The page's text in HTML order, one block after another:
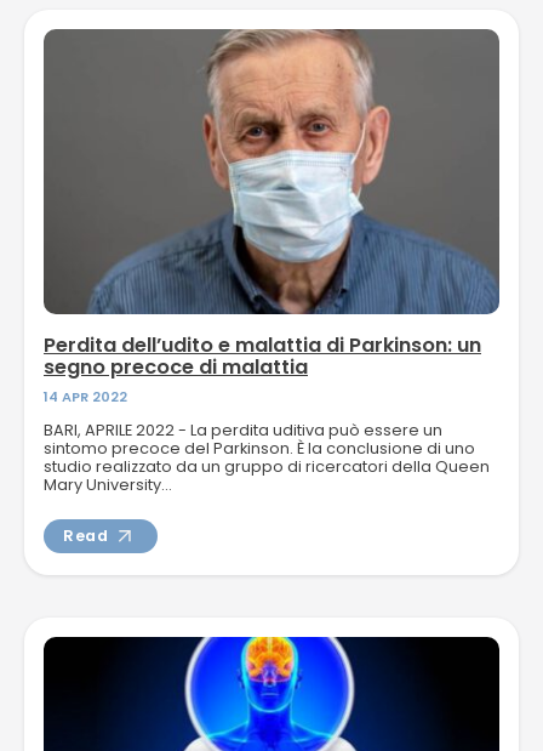
Perdita dell’udito e malattia di Parkinson: un
segno precoce di malattia
14 APR 2022
BARI, APRILE 2022 - La perdita uditiva può essere un
sintomo precoce del Parkinson. È la conclusione di uno
studio realizzato da un gruppo di ricercatori della Queen
Mary University...
Read